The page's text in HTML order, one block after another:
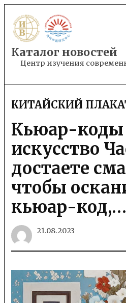
to
content
Каталог новостей
Центр изучения
POSTED
IN
КИТАЙСКИЙ
​​Кьюар-коды
искусство
достаете
чтобы
кьюар-код,…
21.08.2023